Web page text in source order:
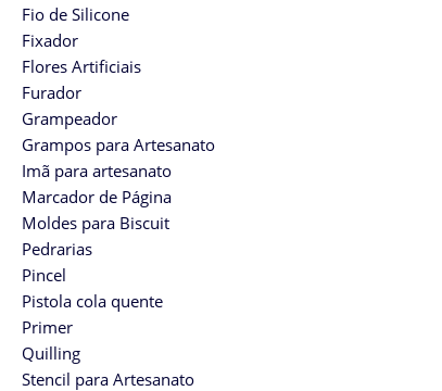
Fio de Silicone
Fixador
Flores Artificiais
Furador
Grampeador
Grampos para Artesanato
Imã para artesanato
Marcador de Página
Moldes para Biscuit
Pedrarias
Pincel
Pistola cola quente
Primer
Quilling
Stencil para Artesanato